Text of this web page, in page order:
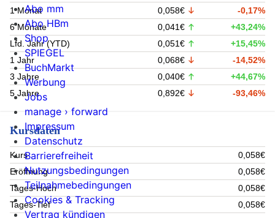
1 Monat
0,058€
-0,17%
6 Monate
0,041€
+43,24%
Lfd. Jahr (YTD)
0,051€
+15,45%
1 Jahr
0,068€
-14,52%
3 Jahre
0,040€
+44,67%
5 Jahre
0,892€ -93,46%
Kursdaten
Kurs
0,058€
Eröffnung
0,058€
Tages-Hoch
0,058€
Tages-Tief
0,058€
Abo mm
Abo HBm
Shop
SPIEGEL
BuchMarkt
Werbung
Jobs
manage › forward
Impressum
Datenschutz
Barrierefreiheit
Nutzungsbedingungen
Teilnahmebedingungen
Cookies & Tracking
Vertrag kündigen